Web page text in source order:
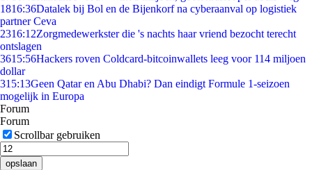
1816:36Datalek bij Bol en de Bijenkorf na cyberaanval op logistiek
partner Ceva
2316:12Zorgmedewerkster die 's nachts haar vriend bezocht terecht
ontslagen
3615:56Hackers roven Coldcard-bitcoinwallets leeg voor 114 miljoen
dollar
315:13Geen Qatar en Abu Dhabi? Dan eindigt Formule 1-seizoen
mogelijk in Europa
Forum
Forum
Scrollbar gebruiken
opslaan